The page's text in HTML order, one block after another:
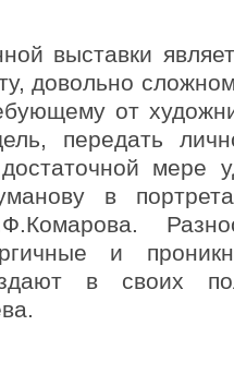
выстав­ки
доволь­но
от
пере­дать
мере
в
и
в своих